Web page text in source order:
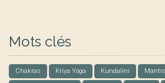
Mots clés
Chakras Kriya Yoga Kundalini